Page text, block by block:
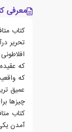
معرفی
تحریر
که
که
عمیق
چیزها
کتاب
آمدن